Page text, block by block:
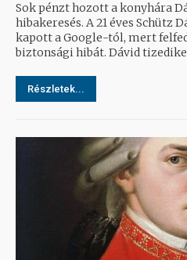
Sok pénzt hozott a konyhára
hibakeresés. A 21 éves Schütz Dávid 28 millió forintot
kapott a Google-tól, mert
biztonsági hibát. Dávid
Részletek...